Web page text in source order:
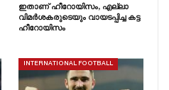
ഇതാണ് ഹീറോയിസം, എല്ലാ
വിമർശകരുടെയും വായടപ്പിച്ച കട്ട
ഹീറോയിസം
INTERNATIONAL FOOTBALL